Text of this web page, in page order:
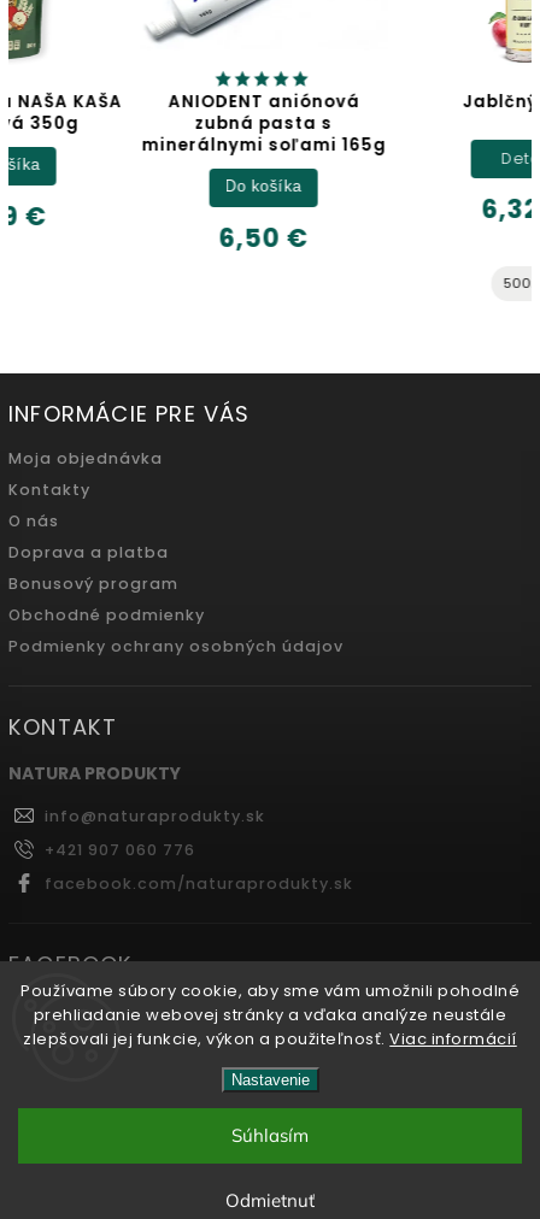
Používame súbory cookie, aby sme vám umožnili pohodlné
prehliadanie webovej stránky a vďaka analýze neustále
zlepšovali jej funkcie, výkon a použiteľnosť.Viac informácií
Nastavenie
Odmietnuť
Súhlasím
ANIODENT aniónová
zubná pasta s
minerálnymi soľami 165g
Jablčný ocot
Detail
INFORMÁCIE PRE VÁS
Moja objednávka
Kontakty
O nás
Doprava a platba
Bonusový program
Obchodné podmienky
Podmienky ochrany osobných údajov
KONTAKT
NATURA PRODUKTY
info@naturaprodukty.sk
+421 907 060 776
facebook.com/naturaprodukty.sk
FACEBOOK
Naturaprodukty.sk
vyhradené.
Shoptet| Design